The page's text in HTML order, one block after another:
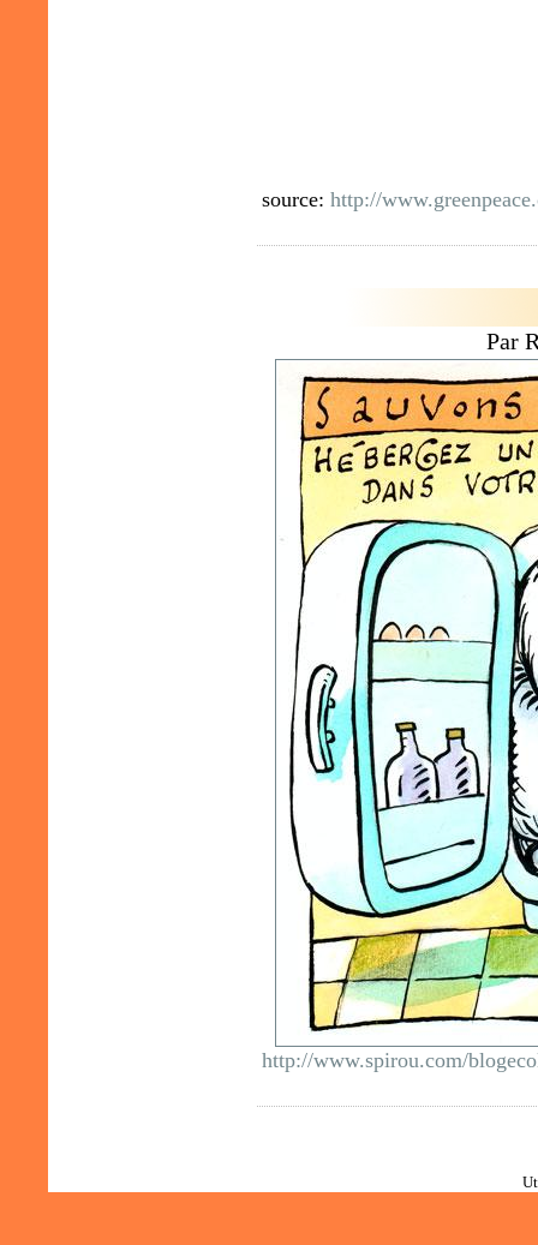
source: http://
Par
http://www.spirou.com/